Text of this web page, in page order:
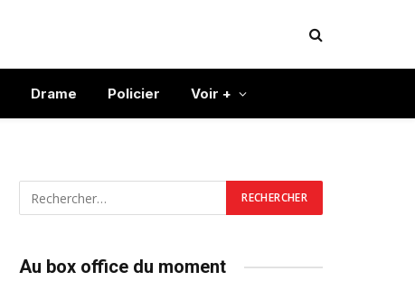
Drame Policier Voir +
Au box office du moment